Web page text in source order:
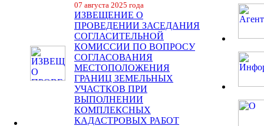
07 августа 2025 года
ИЗВЕЩЕНИЕ О
ПРОВЕДЕНИИ ЗАСЕДАНИЯ
СОГЛАСИТЕЛЬНОЙ
КОМИССИИ ПО ВОПРОСУ
СОГЛАСОВАНИЯ
МЕСТОПОЛОЖЕНИЯ
ГРАНИЦ ЗЕМЕЛЬНЫХ
УЧАСТКОВ ПРИ
ВЫПОЛНЕНИИ
КОМПЛЕКСНЫХ
КАДАСТРОВЫХ РАБОТ